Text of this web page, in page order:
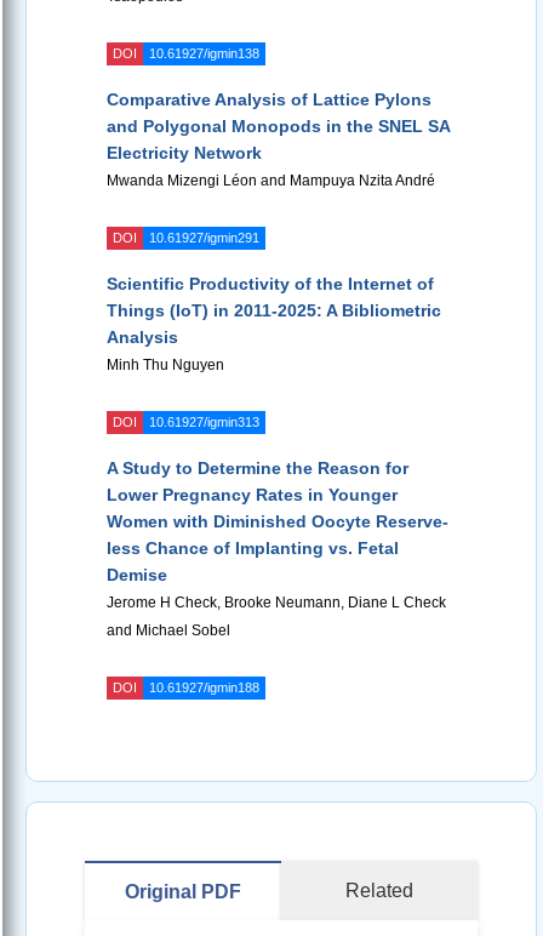
DOI 10.61927/igmin138
Comparative Analysis of Lattice Pylons
and Polygonal Monopods in the SNEL SA
Electricity Network
Mwanda Mizengi Léon and Mampuya Nzita André
DOI 10.61927/igmin291
Scientific Productivity of the Internet of
Things (IoT) in 2011-2025: A Bibliometric
Analysis
Minh Thu Nguyen
DOI 10.61927/igmin313
A Study to Determine the Reason for
Lower Pregnancy Rates in Younger
Women with Diminished Oocyte Reserve-
less Chance of Implanting vs. Fetal
Demise
Jerome H Check, Brooke Neumann, Diane L Check
and Michael Sobel
DOI 10.61927/igmin188
Original PDF Related